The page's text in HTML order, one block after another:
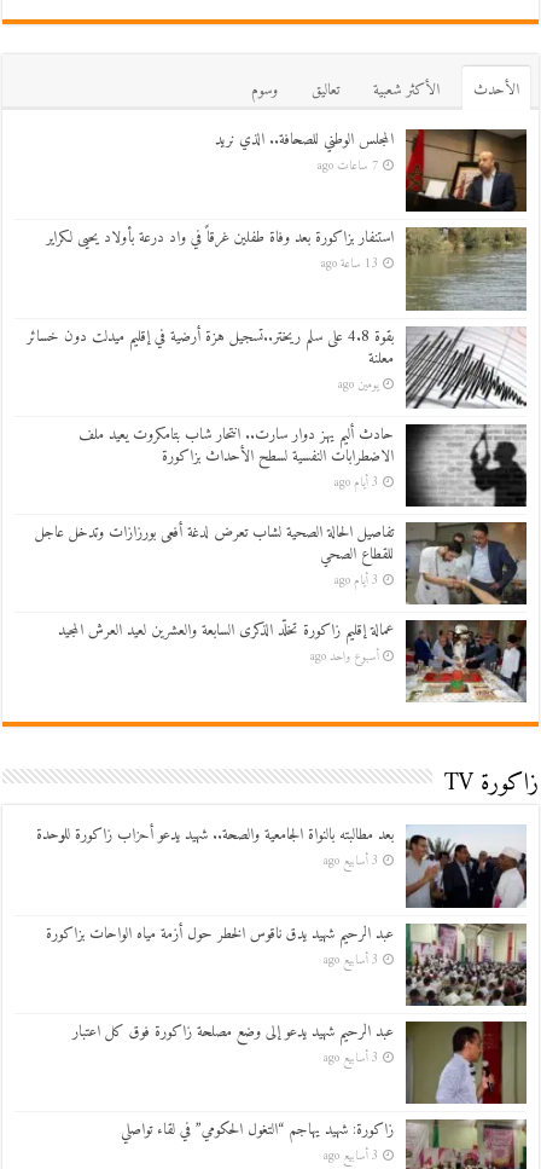
اﻷحدث اﻷكثر شعبية تعاليق
وسوم
المجلس الوطني للصحافة.. الذي نريد
7 ساعات ago
استنفار بزاكورة بعد وفاة طفلين غرقاً في واد درعة بأولاد يحيى لكراير
13 ساعة ago
بقوة 4.8 على سلم ريختر..تسجيل هزة أرضية في إقليم ميدلت دون خسائر
معلنة
يومين ago
حادث أليم يهز دوار سارت.. انتحار شاب بتامكروت يعيد ملف
الاضطرابات النفسية لسطح الأحداث بزاكورة
3 أيام ago
تفاصيل الحالة الصحية لشاب تعرض لدغة أفعى بورزازات وتدخل عاجل
للقطاع الصحي
3 أيام ago
عمالة إقليم زاكورة تخلّد الذكرى السابعة والعشرين لعيد العرش المجيد
أسبوع واحد ago
زاكورة TV
بعد مطالبته بالنواة الجامعية والصحة.. شهيد يدعو أحزاب زاكورة للوحدة
3 أسابيع ago
عبد الرحيم شهيد يدق ناقوس الخطر حول أزمة مياه الواحات بزاكورة
3 أسابيع ago
عبد الرحيم شهيد يدعو إلى وضع مصلحة زاكورة فوق كل اعتبار
3 أسابيع ago
زاكورة: شهيد يهاجم “التغول الحكومي” في لقاء تواصلي
3 أسابيع ago